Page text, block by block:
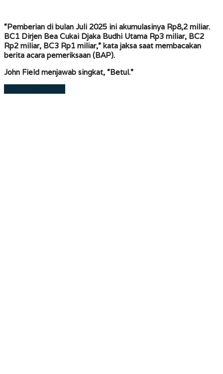
“Pemberian di bulan Juli 2025 ini akumulasinya Rp8,2 miliar.
BC1 Dirjen Bea Cukai Djaka Budhi Utama Rp3 miliar, BC2
Rp2 miliar, BC3 Rp1 miliar,” kata jaksa saat membacakan
berita acara pemeriksaan (BAP).
John Field menjawab singkat, “Betul.”